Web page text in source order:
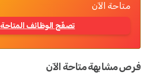
متاحة الآن
تصفّح الوظائف المتاحة
فرص مشابهة متاحة الآن